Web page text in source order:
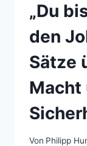
„Du
den
Sätze
Macht
Von Philipp